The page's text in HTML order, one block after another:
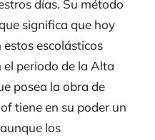
días. Su método
significa que hoy
escolásticos
periodo de la Alta
posea la obra de
tiene en su poder un
los